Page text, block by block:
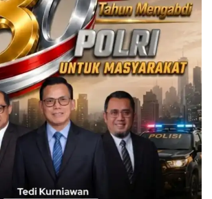
yang berada di perbatasan wilayah
Bogor.
Kecamatan Bogor Utara, Kecamatan
Kecamatan Bogor Timur yang minim
DPRD Kota Bogor sudah meminta
hasil kajian atas
jumlah sekolah yang sudah